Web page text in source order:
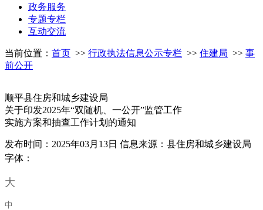
政务服务
专题专栏
互动交流
当前位置： 首页 >> 行政执法信息公示专栏 >> 住建局 >> 事
前公开
顺平县住房和城乡建设局
关于印发2025年“双随机、一公开”监管工作
实施方案和抽查工作计划的通知
发布时间：2025年03月13日 信息来源：县住房和城乡建设局
字体：
大
中